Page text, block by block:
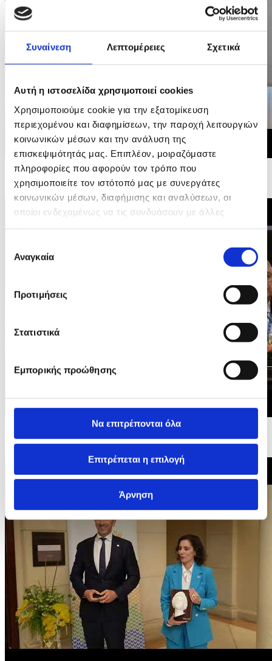
Συναίνεση Λεπτομέρειες Σχετικά
Αυτή η ιστοσελίδα χρησιμοποιεί cookies
Χρησιμοποιούμε cookie για την εξατομίκευση
περιεχομένου και διαφημίσεων, την παροχή λειτουργιών
κοινωνικών μέσων και την ανάλυση της
επισκεψιμότητάς μας. Επιπλέον, μοιραζόμαστε
πληροφορίες που αφορούν τον τρόπο που
χρησιμοποιείτε τον ιστότοπό μας με συνεργάτες
κοινωνικών μέσων, διαφήμισης και αναλύσεων, οι
οποίοι ενδεχομένως να τις συνδυάσουν με άλλες
των υπηρεσιών τους.
συγκατάθεσης
Αναγκαία
Προτιμήσεις
Στατιστικά
Εμπορικής προώθησης
Να επιτρέπονται όλα
Επιτρέπεται η επιλογή
Άρνηση
10/05/2026 11:11
Δήλωση Υπουργού Εσωτερικών - Άτυπη Υπουργική
Συνάντηση για τη Στέγαση
Υπ. Εσωτερικών - 3ο Ευρωμεσογειακό Εργαστήρι